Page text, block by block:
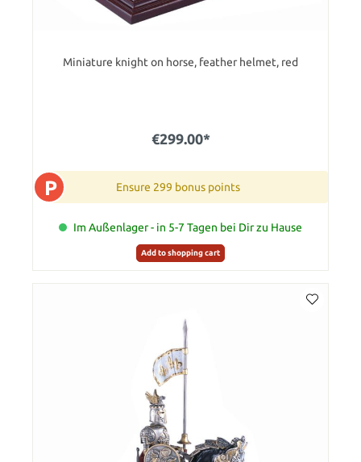
Miniature knight on horse, feather helmet, red
€299.00*
P Ensure 299 bonus points
Im Außenlager - in 5-7 Tagen bei Dir zu Hause
Add to shopping cart